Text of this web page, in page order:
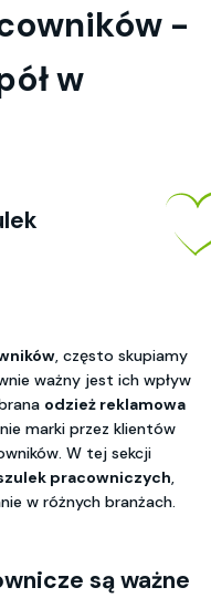
-
w
, często skupiamy
ważny jest ich wpływ
odzież reklamowa
marki przez klientów
W tej sekcji
pracowniczych,
w różnych branżach.
są ważne